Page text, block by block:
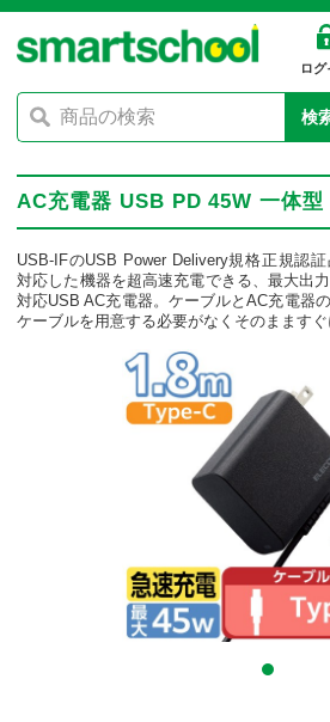
ログ
検
AC充電器 USB PD 45W 一体
USB-IFのUSB Power Delivery規格正規認
対応した機器を超高速充電できる、最大出
対応USB AC充電器。ケーブルとAC充電器
ケーブルを用意する必要がなくそのまますぐ